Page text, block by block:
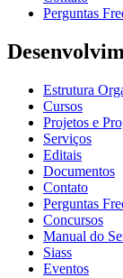
Perguntas
Estrutura
Cursos
Projetos e
Serviços
Editais
Documentos
Contato
Perguntas
Concursos
Manual do
Siass
Eventos